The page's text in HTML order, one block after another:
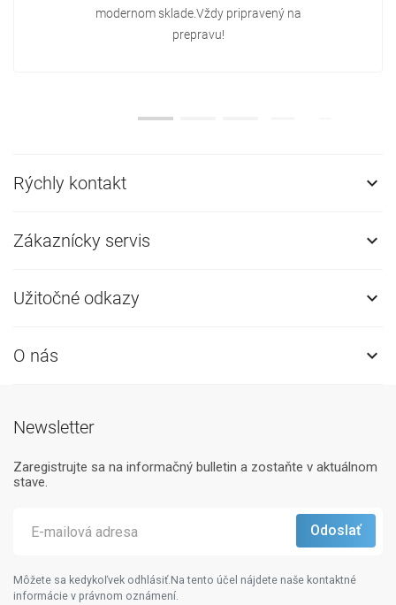
modernom sklade.Vždy pripravený na
prepravu!
Rýchly kontakt 
Zákaznícky servis 
Užitočné odkazy 
O nás 
Newsletter
Zaregistrujte sa na informačný bulletin a zostaňte v aktuálnom
stave.
Môžete sa kedykoľvek odhlásiť.Na tento účel nájdete naše kontaktné
informácie v právnom oznámení.